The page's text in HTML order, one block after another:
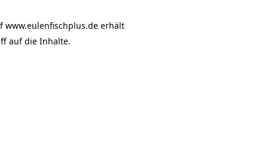
www.eulenfischplus.de erhält
auf die Inhalte.